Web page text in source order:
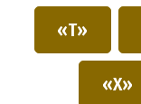
«T»
«X»